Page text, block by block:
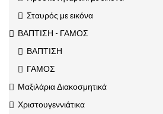
Σταυρός με εικόνα
ΒΑΠΤΙΣΗ - ΓΑΜΟΣ
ΒΑΠΤΙΣΗ
ΓΑΜΟΣ
Μαξιλάρια Διακοσμητικά
Χριστουγεννιάτικα